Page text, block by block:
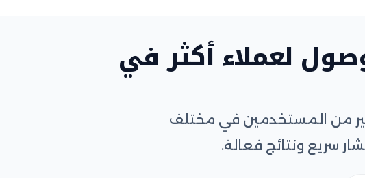
لعملاء أكثر في
من المستخدمين في مختلف
سريع ونتائج فعالة.